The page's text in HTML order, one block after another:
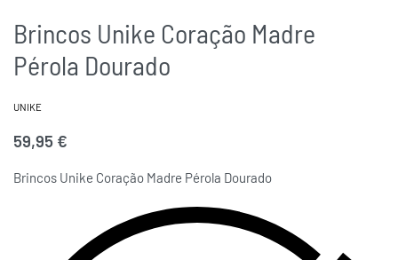
Brincos Unike Coração Madre
Pérola Dourado
UNIKE
59,95 €
Brincos Unike Coração Madre Pérola Dourado